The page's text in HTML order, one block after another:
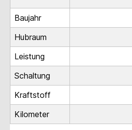
Baujahr
Hubraum
Leistung
Schaltung
Kraftstoff
Kilometer